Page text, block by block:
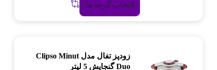
انتخاب گزینه ها
زودپز تفال مدل Clipso Minut
Duo گنجایش 5 لیتر